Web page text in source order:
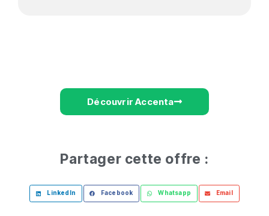
Découvrir Accenta
Partager cette offre :
LinkedIn Facebook Whatsapp Email